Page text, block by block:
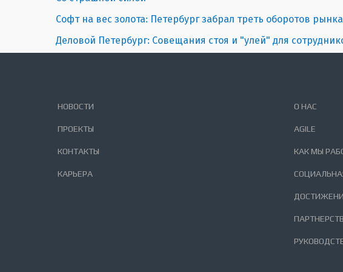
Софт на вес золота: Петербург забрал треть оборотов
Деловой Петербург: Совещания стоя и "улей" для
НОВОСТИ
ПРОЕКТЫ
КОНТАКТЫ
КАРЬЕРА
О НАС
AGILE
КАК МЫ